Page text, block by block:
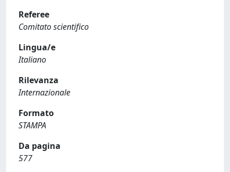
Referee
Comitato scientifico
Lingua/e
Italiano
Rilevanza
Internazionale
Formato
STAMPA
Da pagina
577